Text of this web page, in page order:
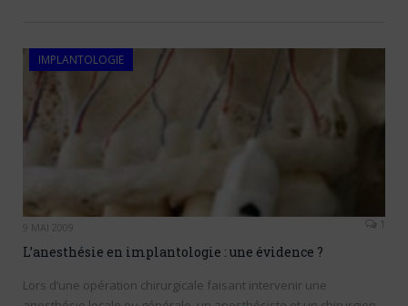
IMPLANTOLOGIE
9 MAI 2009 1
L’anesthésie en implantologie : une évidence ?
Lors d’une opération chirurgicale faisant intervenir une